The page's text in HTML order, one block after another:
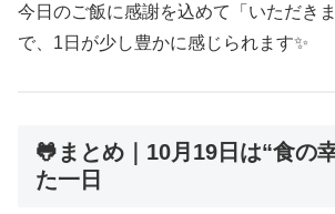
今日のご飯に感謝を込めて「いただき
で、1日が少し豊かに感じられます✨
🐸まとめ｜10月19日は“食の
た一日